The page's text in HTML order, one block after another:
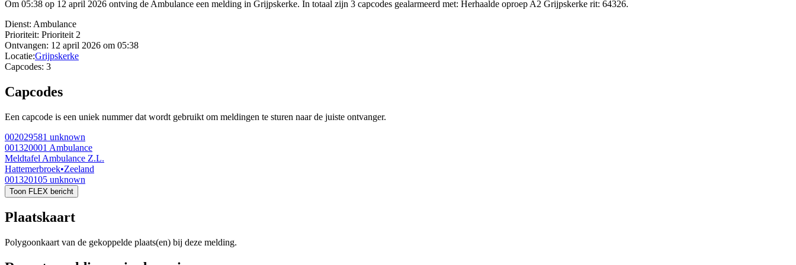
Om 05:38 op 12 april 2026 ontving de Ambulance een melding in Grijpskerke. In totaal zijn 3 capcodes gealarmeerd met: Herhaalde oproep A2 Grijpskerke rit: 64326.
Dienst: Ambulance
Prioriteit: Prioriteit 2
Ontvangen: 12 april 2026 om 05:38
Locatie:Grijpskerke
Capcodes: 3
Capcodes
Een capcode is een uniek nummer dat wordt gebruikt om meldingen te sturen naar de juiste ontvanger.
002029581 unknown
001320001 Ambulance
Meldtafel Ambulance Z.L.
Hattemerbroek•Zeeland
001320105 unknown
Toon FLEX bericht
Plaatskaart
Polygoonkaart van de gekoppelde plaats(en) bij deze melding.